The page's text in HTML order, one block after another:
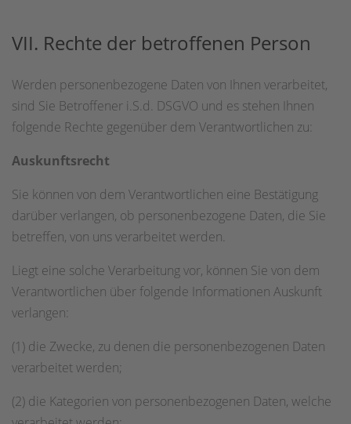
VII. Rechte der betroffenen Person
Werden personenbezogene Daten von Ihnen verarbeitet,
sind Sie Betroffener i.S.d. DSGVO und es stehen Ihnen
folgende Rechte gegenüber dem Verantwortlichen zu:
Auskunftsrecht
Sie können von dem Verantwortlichen eine Bestätigung
darüber verlangen, ob personenbezogene Daten, die Sie
betreffen, von uns verarbeitet werden.
Liegt eine solche Verarbeitung vor, können Sie von dem
Verantwortlichen über folgende Informationen Auskunft
verlangen:
(1) die Zwecke, zu denen die personenbezogenen Daten
verarbeitet werden;
(2) die Kategorien von personenbezogenen Daten, welche